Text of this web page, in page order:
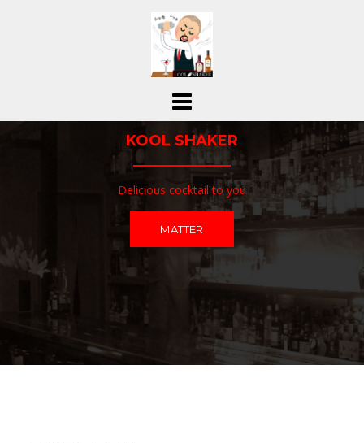
ス
KOOL SHAKER
Delicious cocktail to you
MATTER